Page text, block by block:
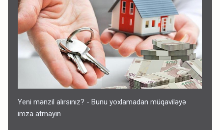
Yeni mənzil alırsınız? - Bunu yoxlamadan müqaviləyə
imza atmayın